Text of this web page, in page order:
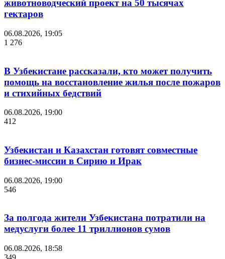
животноводческий проект на 50 тысячах
гектаров
06.08.2026, 19:05
1 276
В Узбекистане рассказали, кто может получить
помощь на восстановление жилья после пожаров
и стихийных бедствий
06.08.2026, 19:00
412
Узбекистан и Казахстан готовят совместные
бизнес-миссии в Сирию и Ирак
06.08.2026, 19:00
546
За полгода жители Узбекистана потратили на
медуслуги более 11 триллионов сумов
06.08.2026, 18:58
349